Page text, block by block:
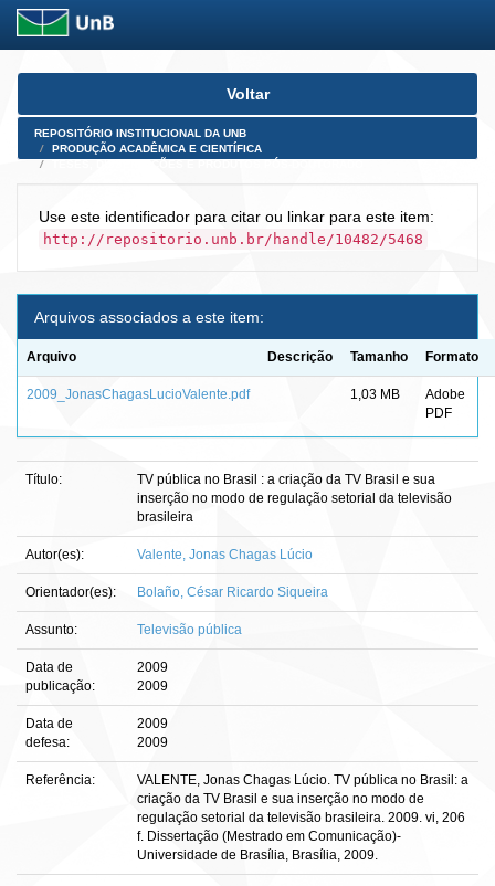
Skip
Voltar
REPOSITÓRIO INSTITUCIONAL DA UNB
PRODUÇÃO ACADÊMICA E CIENTÍFICA
Use este identificador para citar ou linkar para este item:
http://repositorio.unb.br/handle/10482/5468
Arquivos associados a este item:
Arquivo Descrição Tamanho Formato
2009_JonasChagasLucioValente.pdf 1,03 MB
Adobe
PDF
Título:
TV pública no Brasil : a criação da TV Brasil e sua
inserção no modo de regulação setorial da televisão
brasileira
Autor(es): Valente, Jonas Chagas Lúcio
Orientador(es): Bolaño, César Ricardo Siqueira
Assunto: Televisão pública
Data de
publicação:
2009
2009
Data de
defesa:
2009
2009
Referência:
VALENTE, Jonas Chagas Lúcio. TV pública no Brasil: a
criação da TV Brasil e sua inserção no modo de
regulação setorial da televisão brasileira. 2009. vi, 206
f. Dissertação (Mestrado em Comunicação)-
Universidade de Brasília, Brasília, 2009.